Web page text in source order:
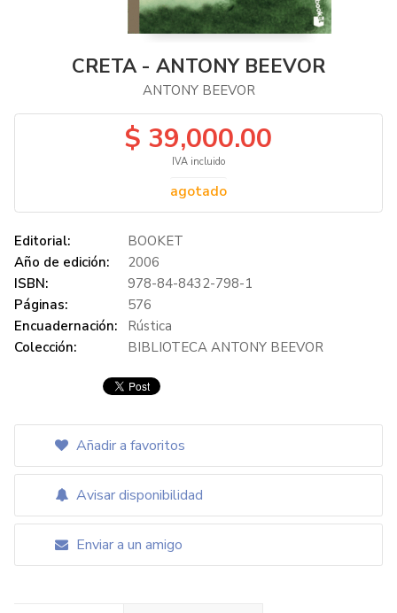
CRETA - ANTONY BEEVOR
ANTONY BEEVOR
$ 39,000.00
IVA incluido
agotado
Editorial:
BOOKET
Año de edición:
2006
ISBN:
978-84-8432-798-1
Páginas:
576
Encuadernación:
Rústica
Colección:
BIBLIOTECA ANTONY BEEVOR
Añadir a favoritos
Avisar disponibilidad
Enviar a un amigo